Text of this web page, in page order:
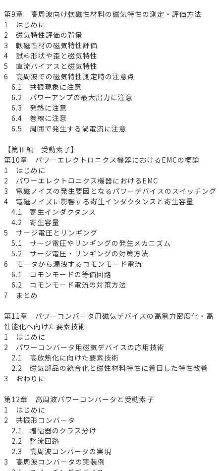
第9章 高周波向け軟磁性材料の磁気特性の測定・評価方法
1 はじめに
2 磁気特性評価の背景
3 軟磁性材の磁気特性評価
4 試料形状や歪と磁気特性
5 直流バイアスと磁気特性
6 高周波での磁気特性測定時の注意点
6.1 共振現象に注意
6.2 パワーアンプの最大出力に注意
6.3 発熱に注意
6.4 巻線に注意
6.5 周囲で発生する渦電流に注意
【第Ⅲ編 受動素子】
第10章 パワーエレクトロニクス機器におけるEMCの概論
1 はじめに
2 パワーエレクトロニクス機器におけるEMC
3 電磁ノイズの発生要因となるパワーデバイスのスイッチング
4 電磁ノイズに影響する寄生インダクタンスと寄生容量
4.1 寄生インダクタンス
4.2 寄生容量
5 サージ電圧とリンギング
5.1 サージ電圧やリンギングの発生メカニズム
5.2 サージ電圧・リンギングの対策方法
6 モータから漏洩するコモンモード電流
6.1 コモンモードの等価回路
6.2 コモンモード電流の対策方法
7 まとめ
第11章 パワーコンバータ用磁気デバイスの高電力密度化・高
性能化へ向けた要素技術
1 はじめに
2 パワーコンバータ用磁気デバイスの応用技術
2.1 高放熱化に向けた要素技術
2.2 磁気部品の統合化と磁性材料特性に着目した特性改善
3 おわりに
第12章 高周波パワーコンバータと受動素子
1 はじめに
2 共振形コンバータ
2.1 増幅器のクラス分け
2.2 整流回路
2.3 高周波コンバータの実現
3 高周波コンバータの実装例